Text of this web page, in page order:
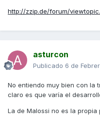
http://zzip.de/forum/
asturcon
Publicado 6 de
No entiendo muy bien con la
claro es que varía el
La de Malossi no es la